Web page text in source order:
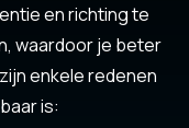
en richting te
waardoor je beter
enkele redenen
is: